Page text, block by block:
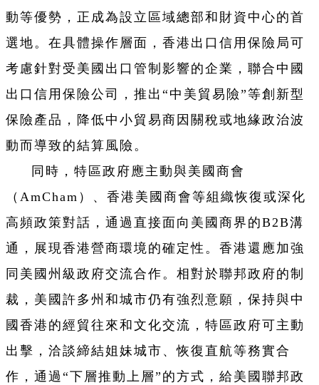
動等優勢，正成為設立區域總部和財資中心的首
選地。在具體操作層面，香港出口信用保險局可
考慮針對受美國出口管制影響的企業，聯合中國
出口信用保險公司，推出“中美貿易險”等創新型
保險產品，降低中小貿易商因關稅或地緣政治波
動而導致的結算風險。
同時，特區政府應主動與美國商會
（AmCham）、香港美國商會等組織恢復或深化
高頻政策對話，通過直接面向美國商界的B2B溝
通，展現香港營商環境的確定性。香港還應加強
同美國州級政府交流合作。相對於聯邦政府的制
裁，美國許多州和城市仍有強烈意願，保持與中
國香港的經貿往來和文化交流，特區政府可主動
出擊，洽談締結姐妹城市、恢復直航等務實合
作，通過“下層推動上層”的方式，給美國聯邦政